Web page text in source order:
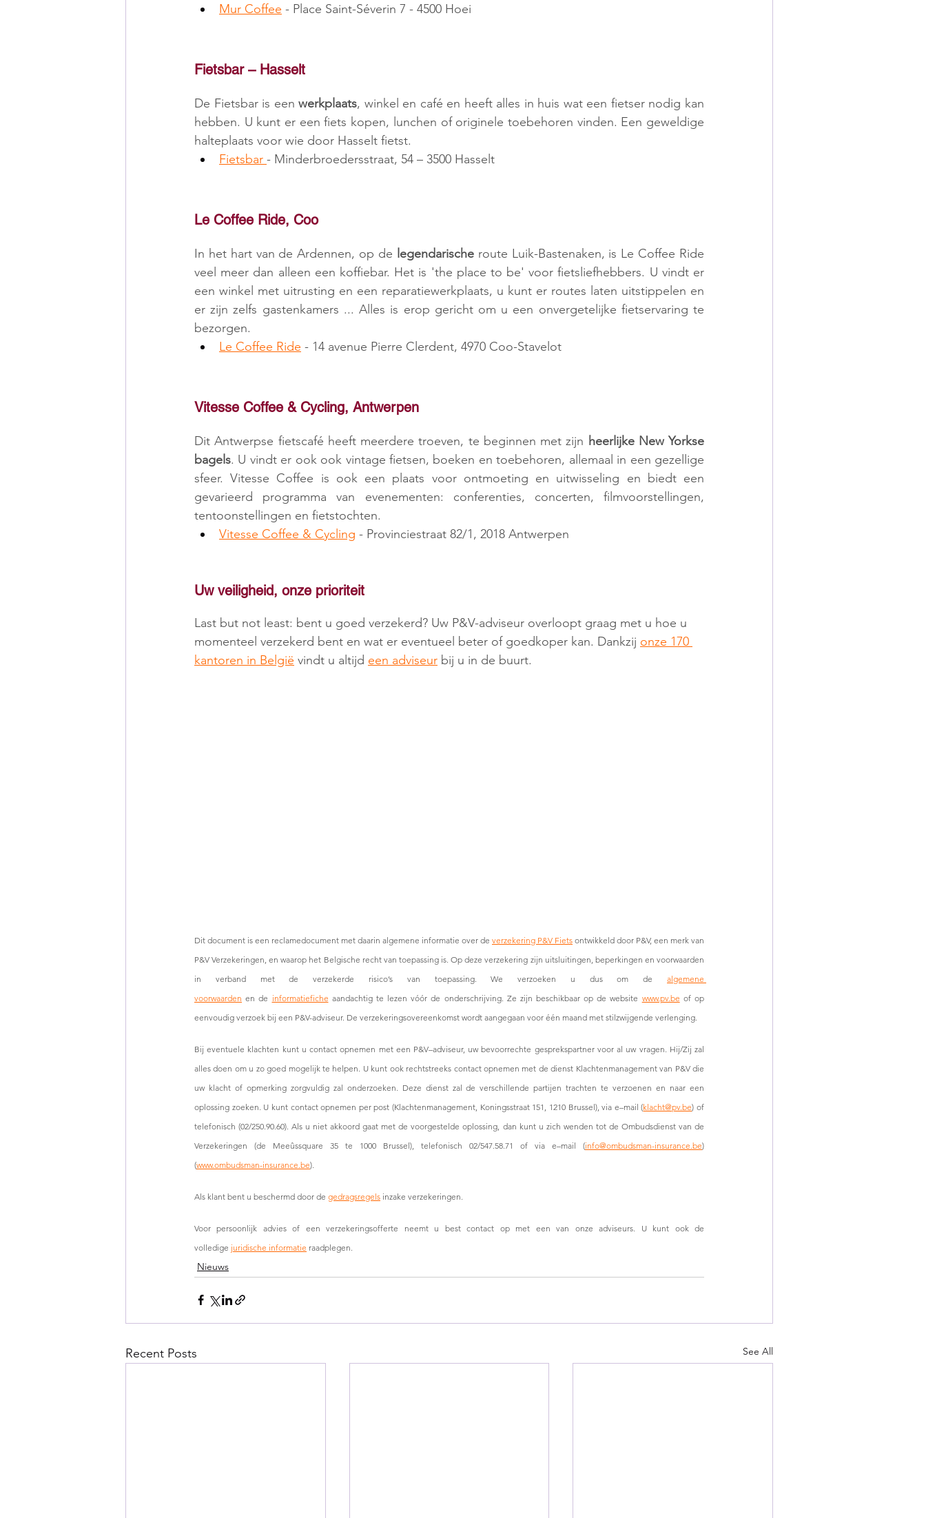
Mur Coffee - Place Saint-Séverin 7 - 4500 Hoei
Fietsbar – Hasselt
De Fietsbar is een werkplaats, winkel en café en heeft alles in huis wat een fietser nodig kan
hebben. U kunt er een fiets kopen, lunchen of originele toebehoren vinden. Een geweldige
halteplaats voor wie door Hasselt fietst.
Fietsbar - Minderbroedersstraat, 54 – 3500 Hasselt
Le Coffee Ride, Coo
In het hart van de Ardennen, op de legendarische route Luik-Bastenaken, is Le Coffee Ride
veel meer dan alleen een koffiebar. Het is 'the place to be' voor fietsliefhebbers. U vindt er
een winkel met uitrusting en een reparatiewerkplaats, u kunt er routes laten uitstippelen en
er zijn zelfs gastenkamers ... Alles is erop gericht om u een onvergetelijke fietservaring te
bezorgen.
Le Coffee Ride - 14 avenue Pierre Clerdent, 4970 Coo-Stavelot
Vitesse Coffee & Cycling, Antwerpen
Dit Antwerpse fietscafé heeft meerdere troeven, te beginnen met zijn heerlijke New Yorkse
bagels. U vindt er ook ook vintage fietsen, boeken en toebehoren, allemaal in een gezellige
sfeer. Vitesse Coffee is ook een plaats voor ontmoeting en uitwisseling en biedt een
gevarieerd programma van evenementen: conferenties, concerten, filmvoorstellingen,
tentoonstellingen en fietstochten.
Vitesse Coffee & Cycling - Provinciestraat 82/1, 2018 Antwerpen
Uw veiligheid, onze prioriteit
Last but not least: bent u goed verzekerd? Uw P&V-adviseur overloopt graag met u hoe u
momenteel verzekerd bent en wat er eventueel beter of goedkoper kan. Dankzij onze 170
kantoren in België vindt u altijd een adviseur bij u in de buurt.
Dit document is een reclamedocument met daarin algemene informatie over de verzekering P&V Fiets ontwikkeld door P&V, een merk van
P&V Verzekeringen, en waarop het Belgische recht van toepassing is. Op deze verzekering zijn uitsluitingen, beperkingen en voorwaarden
in verband met de verzekerde risico’s van toepassing. We verzoeken u dus om de algemene
voorwaarden en de informatiefiche aandachtig te lezen vóór de onderschrijving. Ze zijn beschikbaar op de website www.pv.be of op
eenvoudig verzoek bij een P&V-adviseur. De verzekeringsovereenkomst wordt aangegaan voor één maand met stilzwijgende verlenging.
Bij eventuele klachten kunt u contact opnemen met een P&V–adviseur, uw bevoorrechte gesprekspartner voor al uw vragen. Hij/Zij zal
alles doen om u zo goed mogelijk te helpen. U kunt ook rechtstreeks contact opnemen met de dienst Klachtenmanagement van P&V die
uw klacht of opmerking zorgvuldig zal onderzoeken. Deze dienst zal de verschillende partijen trachten te verzoenen en naar een
oplossing zoeken. U kunt contact opnemen per post (Klachtenmanagement, Koningsstraat 151, 1210 Brussel), via e–mail (klacht@pv.be) of
telefonisch (02/250.90.60). Als u niet akkoord gaat met de voorgestelde oplossing, dan kunt u zich wenden tot de Ombudsdienst van de
Verzekeringen (de Meeûssquare 35 te 1000 Brussel), telefonisch 02/547.58.71 of via e–mail (info@ombudsman-insurance.be)
(www.ombudsman-insurance.be).
Als klant bent u beschermd door de gedragsregels inzake verzekeringen.
Voor persoonlijk advies of een verzekeringsofferte neemt u best contact op met een van onze adviseurs. U kunt ook de
volledige juridische informatie raadplegen.
Nieuws
Recent Posts See All